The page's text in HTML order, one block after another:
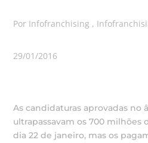
Por Infofranchising ,
29/01/2016
As candidaturas aprovadas no
ultrapassavam os 700 milhões
dia 22 de janeiro, mas os